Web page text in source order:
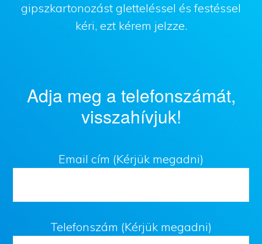
gipszkartonozást gletteléssel és festéssel
kéri, ezt kérem jelzze.
Adja meg a telefonszámát,
visszahívjuk!
Email cím (Kérjük megadni)
Telefonszám (Kérjük megadni)